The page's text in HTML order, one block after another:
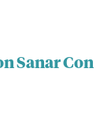
Sanar Con